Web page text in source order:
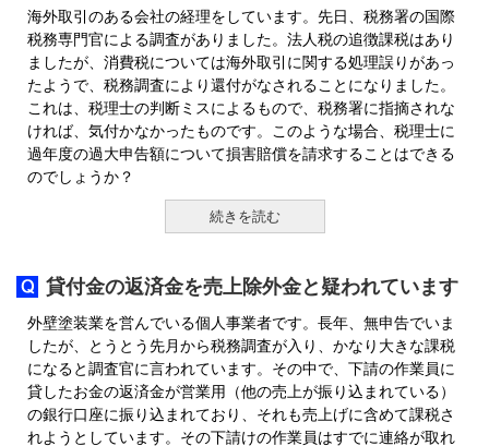
海外取引のある会社の経理をしています。先日、税務署の国際
税務専門官による調査がありました。法人税の追徴課税はあり
ましたが、消費税については海外取引に関する処理誤りがあっ
たようで、税務調査により還付がなされることになりました。
これは、税理士の判断ミスによるもので、税務署に指摘されな
ければ、気付かなかったものです。このような場合、税理士に
過年度の過大申告額について損害賠償を請求することはできる
のでしょうか？
続きを読む
貸付金の返済金を売上除外金と疑われています
外壁塗装業を営んでいる個人事業者です。長年、無申告でいま
したが、とうとう先月から税務調査が入り、かなり大きな課税
になると調査官に言われています。その中で、下請の作業員に
貸したお金の返済金が営業用（他の売上が振り込まれている）
の銀行口座に振り込まれており、それも売上げに含めて課税さ
れようとしています。その下請けの作業員はすでに連絡が取れ